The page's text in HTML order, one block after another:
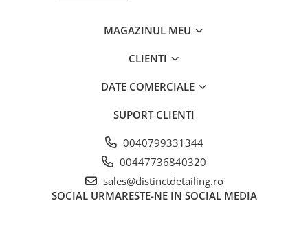
MAGAZINUL MEU
CLIENTI
DATE COMERCIALE
SUPORT CLIENTI
0040799331344
00447736840320
sales@distinctdetailing.ro
SOCIAL URMARESTE-NE IN SOCIAL MEDIA